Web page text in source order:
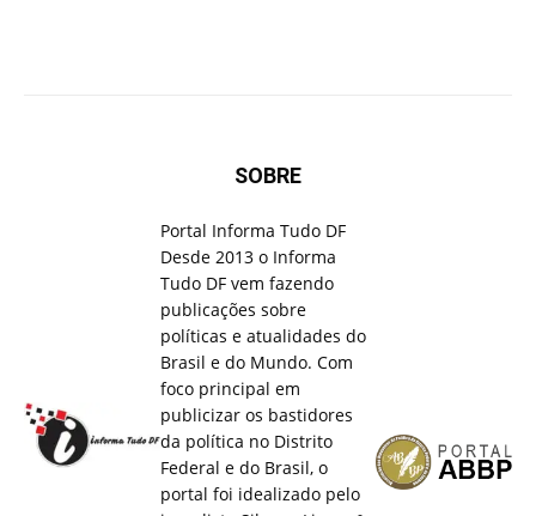
SOBRE
Portal Informa Tudo DF
Desde 2013 o Informa
Tudo DF vem fazendo
publicações sobre
políticas e atualidades do
Brasil e do Mundo. Com
foco principal em
publicizar os bastidores
da política no Distrito
Federal e do Brasil, o
portal foi idealizado pelo